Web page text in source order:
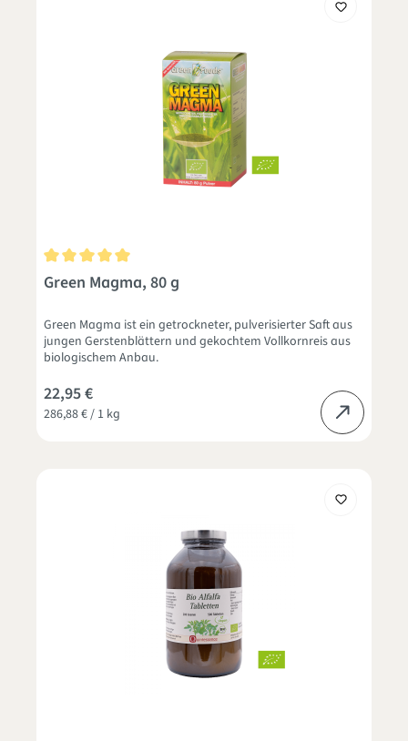
Durchschnittliche Bewertung von 5 von 5 Sternen
Green Magma, 80 g
Green Magma ist ein getrockneter, pulverisierter Saft aus
jungen Gerstenblättern und gekochtem Vollkornreis aus
biologischem Anbau.
286,88 € / 1 kg
22,95 €